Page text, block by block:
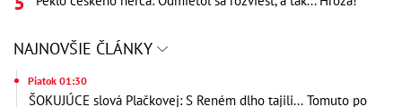
NAJNOVŠIE ČLÁNKY
Piatok 01:30
ŠOKUJÚCE slová Plačkovej: S Reném dlho tajili... Tomuto po